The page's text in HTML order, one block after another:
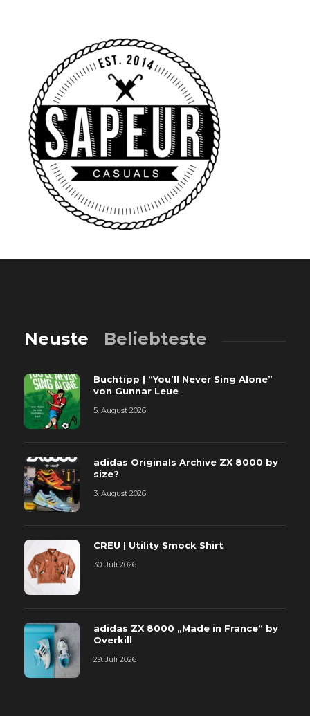
Neuste Beliebteste
Buchtipp | “You’ll Never Sing Alone”
von Gunnar Leue
5. August 2026
adidas Originals Archive ZX 8000 by
size?
3. August 2026
CREU | Utility Smock Shirt
30. Juli 2026
adidas ZX 8000 „Made in France“ by
Overkill
29. Juli 2026